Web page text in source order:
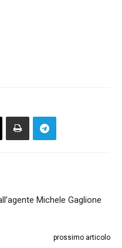
Michele Gaglione
prossimo articolo